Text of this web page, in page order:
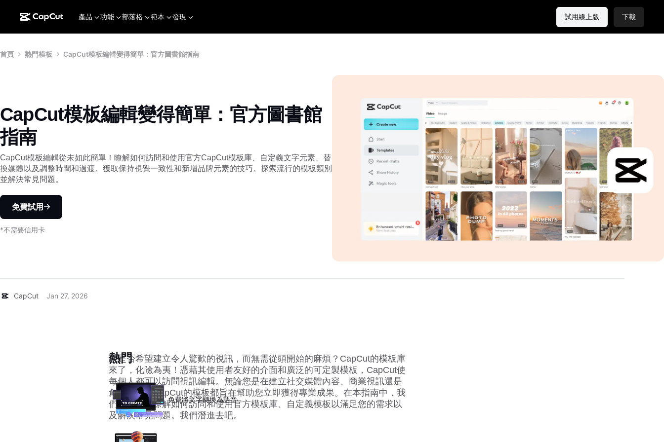
產品 功能 部落格 範本 發現 試用線上版 下載
首頁 熱門模板 CapCut模板編輯變得簡單：官方圖書館指南
CapCut模板編輯變得簡單：官方圖書館
指南
CapCut模板編輯從未如此簡單！瞭解如何訪問和使用官方CapCut模板庫、自定義文字元素、替
換媒體以及調整時間和過渡。獲取保持視覺一致性和新增品牌元素的技巧。探索流行的模板類別
並解決常見問題。
免費試用
*不需要信用卡
CapCut Jan 27, 2026
您是否希望建立令人驚歎的視訊，而無需從頭開始的麻煩？CapCut的模板庫
來了，化險為夷！憑藉其使用者友好的介面和廣泛的可定製模板，CapCut使
每個人都可以訪問視訊編輯。無論您是在建立社交媒體內容、商業視訊還是
創意專案，CapCut的模板都旨在幫助您立即獲得專業成果。在本指南中，我
們將引導您瞭解如何訪問和使用官方模板庫、自定義模板以滿足您的需求以
及解決常見問題。我們潛進去吧。
熱門
免費將文字轉換為語音